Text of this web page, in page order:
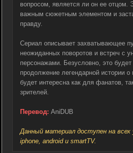
вопросом, является ли он ее отцом.
важным сюжетным элементом и
правду.
Сериал описывает захватывающее
неожиданных поворотов и встреч с
персонажами. Безусловно, это
продолжение легендарной истории о
будет интересна как для фанатов,
зрителей.
Перевод: AniDUB
Данный материал доступен на всех
iphone, android и smartTV.